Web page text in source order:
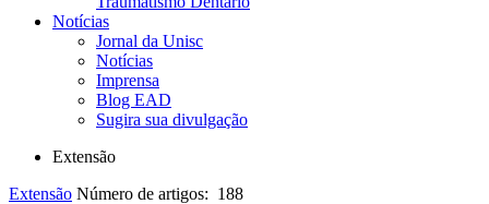
Notícias
Jornal da Unisc
Notícias
Imprensa
Blog EAD
Sugira sua divulgação
Extensão
Extensão Número de artigos: 188